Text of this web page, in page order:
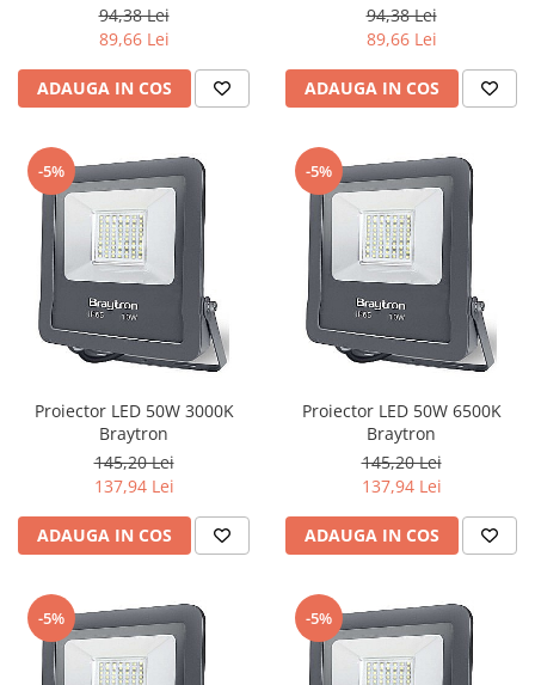
94,38 Lei
89,66 Lei
ADAUGA IN COS
94,38 Lei
89,66 Lei
ADAUGA IN COS
-5%
Proiector LED 50W 3000K
Braytron
145,20 Lei
137,94 Lei
ADAUGA IN COS
-5%
Proiector LED 50W 6500K
Braytron
145,20 Lei
137,94 Lei
ADAUGA IN COS
-5% -5%